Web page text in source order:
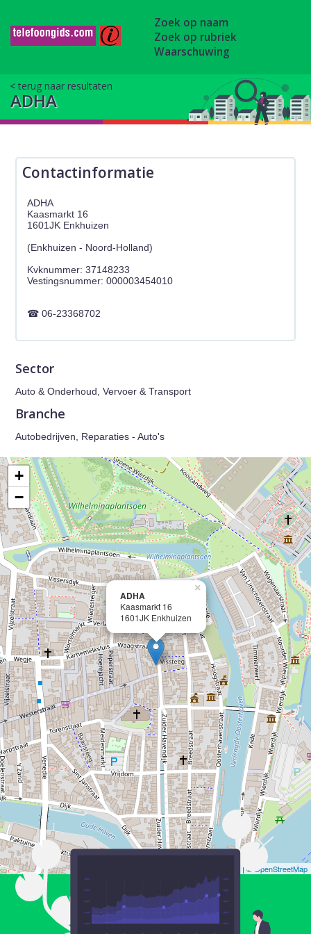
Zoek op naam
Zoek op rubriek
Waarschuwing
terug naar resultaten
ADHA
Contactinformatie
ADHA
Kaasmarkt 16
1601JK Enkhuizen
(Enkhuizen - Noord-Holland)
Kvknummer: 37148233
06-23368702
Sector
Auto & Onderhoud, Vervoer & Transport
Branche
Autobedrijven, Reparaties - Auto's
ADHA
Kaasmarkt 16
1601JK Enkhuizen
×
+
−
| © OpenStreetMap